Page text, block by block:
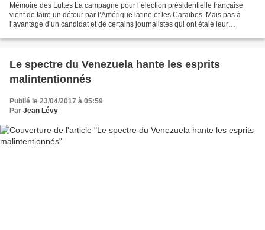
Mémoire des Luttes La campagne pour l’élection présidentielle française
vient de faire un détour par l’Amérique latine et les Caraïbes. Mais pas à
l’avantage d’un candidat et de certains journalistes qui ont étalé leur
Le spectre du Venezuela hante les esprits
malintentionnés
Publié le 23/04/2017 à 05:59
Par Jean Lévy